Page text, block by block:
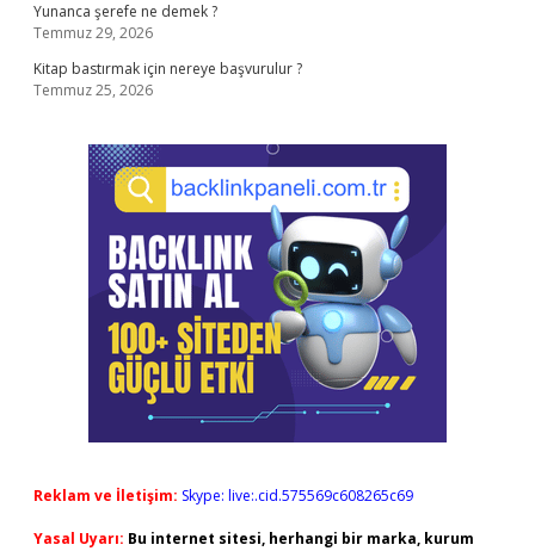
Yunanca şerefe ne demek ?
Temmuz 29, 2026
Kitap bastırmak için nereye başvurulur ?
Temmuz 25, 2026
Reklam ve İletişim: Skype: live:.cid.575569c608265c69
Yasal Uyarı: Bu internet sitesi, herhangi bir marka, kurum